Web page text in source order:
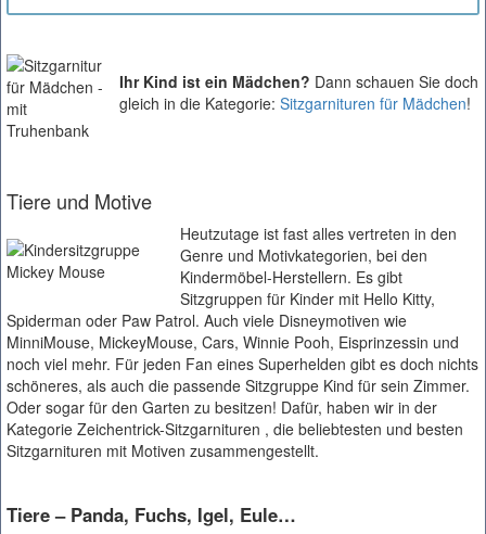
Ihr Kind ist ein Mädchen? Dann schauen Sie doch
gleich in die Kategorie: Sitzgarnituren für Mädchen!
Tiere und Motive
Heutzutage ist fast alles vertreten in den
Genre und Motivkategorien, bei den
Kindermöbel-Herstellern. Es gibt
Sitzgruppen für Kinder mit Hello Kitty,
Spiderman oder Paw Patrol. Auch viele Disneymotiven wie
MinniMouse, MickeyMouse, Cars, Winnie Pooh, Eisprinzessin und
noch viel mehr. Für jeden Fan eines Superhelden gibt es doch nichts
schöneres, als auch die passende Sitzgruppe Kind für sein Zimmer.
Oder sogar für den Garten zu besitzen! Dafür, haben wir in der
Kategorie Zeichentrick-Sitzgarnituren , die beliebtesten und besten
Sitzgarnituren mit Motiven zusammengestellt.
Tiere – Panda, Fuchs, Igel, Eule…